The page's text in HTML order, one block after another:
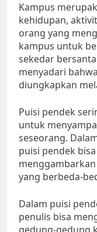
Kampus
kehidupan,
orang yang
kampus untuk
sekedar
menyadari
diungkapkan
Puisi pendek
untuk
seseorang.
puisi pendek
yang berbeda-
Dalam puisi
penulis bisa